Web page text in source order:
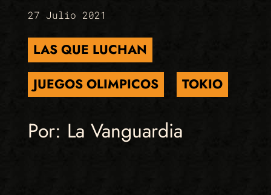
27 Julio 2021
LAS QUE LUCHAN
JUEGOS OLIMPICOS
TOKIO
Por: La Vanguardia